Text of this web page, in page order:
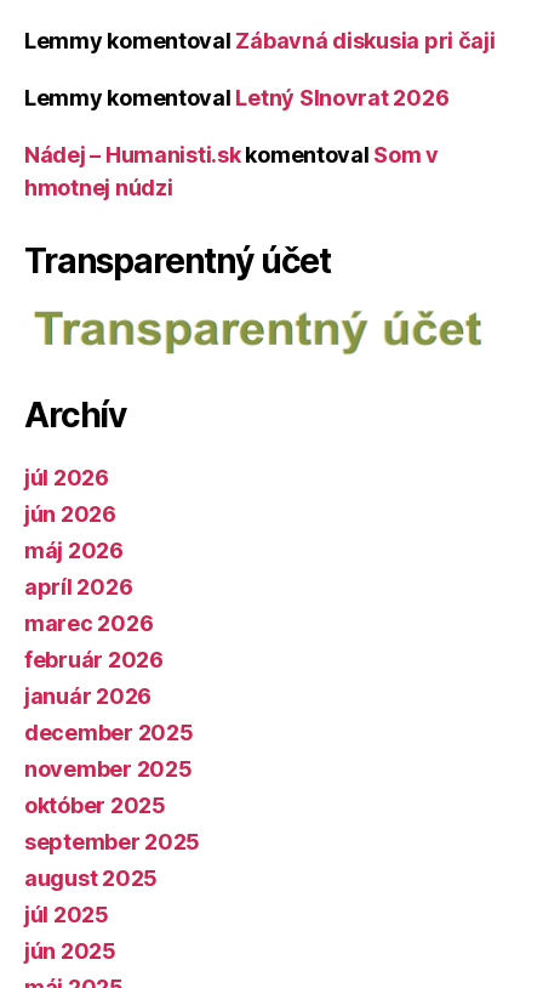
Lemmy komentoval Zábavná diskusia pri čaji
Lemmy komentoval Letný Slnovrat 2026
Nádej – Humanisti.skkomentoval Som v
hmotnej núdzi
Transparentný účet
Archív
júl 2026
jún 2026
máj 2026
apríl 2026
marec 2026
február 2026
január 2026
december 2025
november 2025
október 2025
september 2025
august 2025
júl 2025
jún 2025